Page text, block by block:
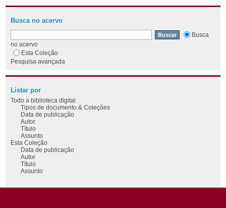
Busca no acervo
Busca
no acervo
Esta Coleção
Pesquisa avançada
Listar por
Todo a biblioteca digital
Tipos de documento & Coleções
Data de publicação
Autor
Título
Assunto
Esta Coleção
Data de publicação
Autor
Título
Assunto